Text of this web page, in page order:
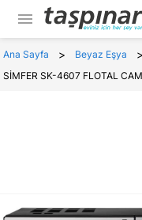
menu
Ana Sayfa > Beyaz Eşya >
SİMFER SK-4607 FLOTAL